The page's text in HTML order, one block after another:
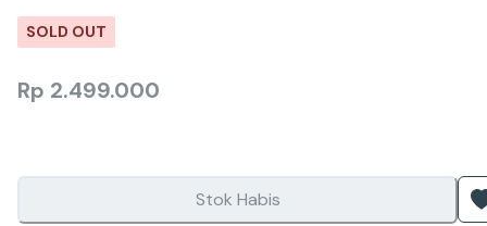
SOLD OUT
Rp 2.499.000
Stok Habis